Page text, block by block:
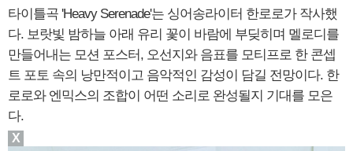
타이틀곡 'Heavy Serenade'는 싱어송라이터 한로로가 작사했
다. 보랏빛 밤하늘 아래 유리 꽃이 바람에 부딪히며 멜로디를
만들어내는 모션 포스터, 오선지와 음표를 모티프로 한 콘셉
트 포토 속의 낭만적이고 음악적인 감성이 담길 전망이다. 한
로로와 엔믹스의 조합이 어떤 소리로 완성될지 기대를 모은
다.
X